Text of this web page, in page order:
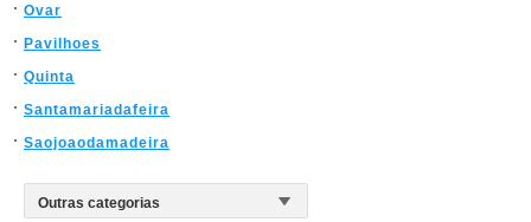
Ovar
Pavilhoes
Quinta
Santamariadafeira
Saojoaodamadeira